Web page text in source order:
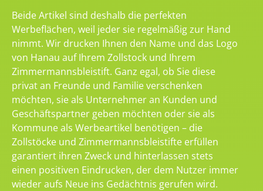
Beide Artikel sind deshalb die perfekten
Werbeflächen, weil jeder sie regelmäßig zur Hand
nimmt. Wir drucken Ihnen den Name und das Logo
von Hanau auf Ihrem Zollstock und Ihrem
Zimmermannsbleistift. Ganz egal, ob Sie diese
privat an Freunde und Familie verschenken
möchten, sie als Unternehmer an Kunden und
Geschäftspartner geben möchten oder sie als
Kommune als Werbeartikel benötigen – die
Zollstöcke und Zimmermannsbleistifte erfüllen
garantiert ihren Zweck und hinterlassen stets
einen positiven Eindrucken, der dem Nutzer immer
wieder aufs Neue ins Gedächtnis gerufen wird.